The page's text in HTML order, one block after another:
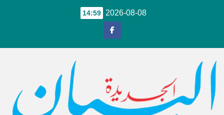
2026-08-08
14:59